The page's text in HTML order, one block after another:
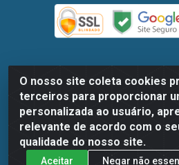
O nosso site coleta cookies
terceiros para proporcionar
personalizada ao usuário,
relevante de acordo com o
qualidade do nosso site.
Aceitar Negar não
Dispan Distribuidora de Alimentos
Mascarenhas De Moraes, 1048-
51.170-000 - CNPJ